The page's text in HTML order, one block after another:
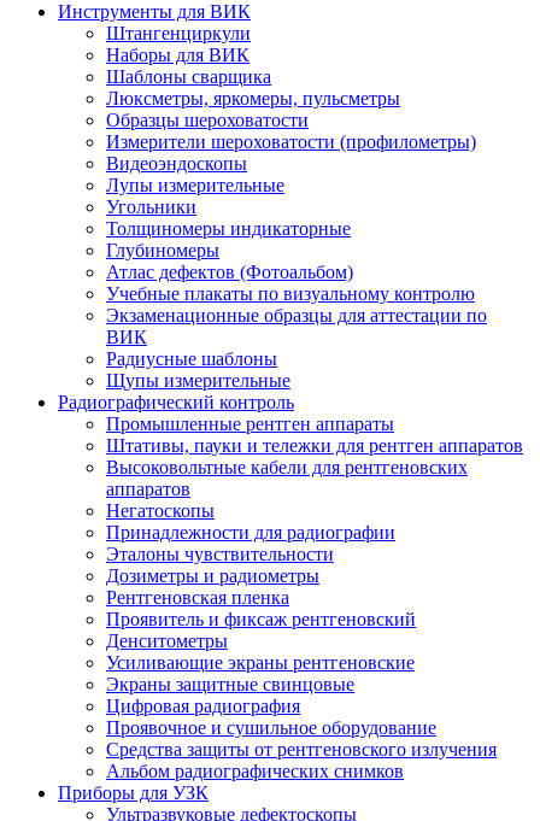
Инструменты для ВИК
Штангенциркули
Наборы для ВИК
Шаблоны сварщика
Люксметры, яркомеры, пульсметры
Образцы шероховатости
Измерители шероховатости (профилометры)
Видеоэндоскопы
Лупы измерительные
Угольники
Толщиномеры индикаторные
Глубиномеры
Атлас дефектов (Фотоальбом)
Учебные плакаты по визуальному контролю
Экзаменационные образцы для аттестации по
ВИК
Радиусные шаблоны
Щупы измерительные
Радиографический контроль
Промышленные рентген аппараты
Штативы, пауки и тележки для рентген аппаратов
Высоковольтные кабели для рентгеновских
аппаратов
Негатоскопы
Принадлежности для радиографии
Эталоны чувствительности
Дозиметры и радиометры
Рентгеновская пленка
Проявитель и фиксаж рентгеновский
Денситометры
Усиливающие экраны рентгеновские
Экраны защитные свинцовые
Цифровая радиография
Проявочное и сушильное оборудование
Средства защиты от рентгеновского излучения
Альбом радиографических снимков
Приборы для УЗК
Ультразвуковые дефектоскопы